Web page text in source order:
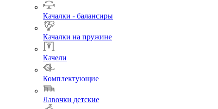
Качалки - балансиры
Качалки на пружине
Качели
Комплектующие
Лавочки детские